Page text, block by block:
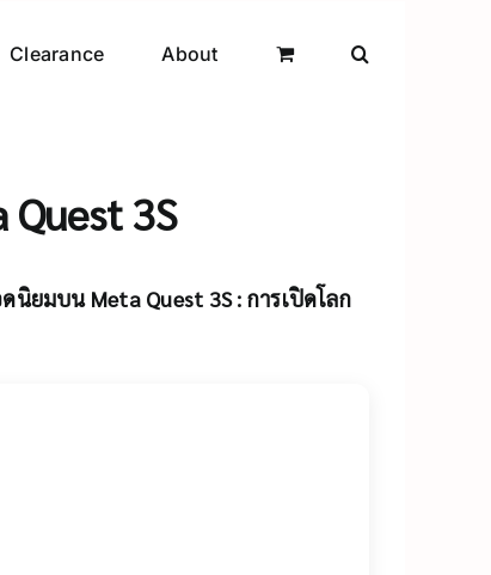
Clearance About
3S
ยมบน Meta Quest 3S : การเปิดโลก